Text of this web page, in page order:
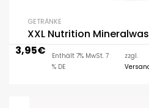
GETRÄNKE
XXL Nutrition
3,95€
Enthält 7% MwSt. 7
% DE
zzgl.